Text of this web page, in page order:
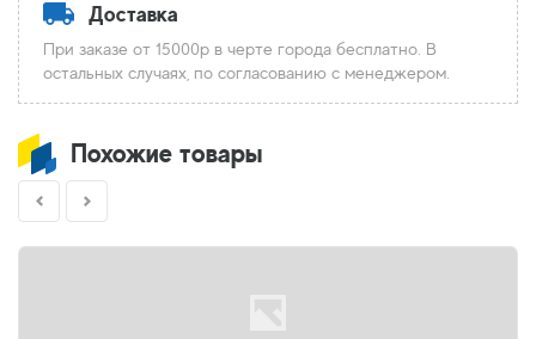
Доставка
При заказе от 15000р в черте города бесплатно. В
остальных случаях, по согласованию с менеджером.
Похожие товары